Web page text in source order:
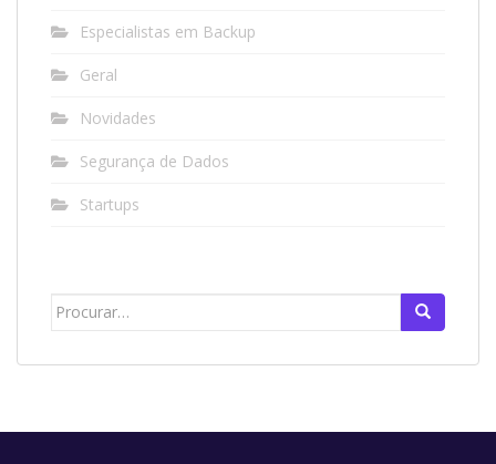
Especialistas em Backup
Geral
Novidades
Segurança de Dados
Startups
Search